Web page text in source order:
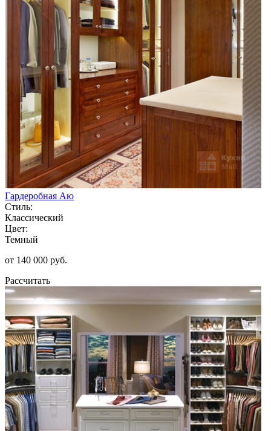
Гардеробная Аю
Стиль:
Классический
Цвет:
Темный
от 140 000 руб.
Рассчитать